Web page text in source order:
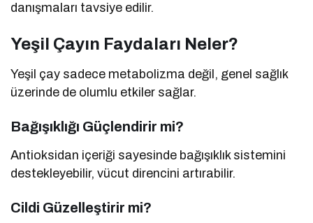
danışmaları tavsiye edilir.
Yeşil Çayın Faydaları Neler?
Yeşil çay sadece metabolizma değil, genel sağlık
üzerinde de olumlu etkiler sağlar.
Bağışıklığı Güçlendirir mi?
Antioksidan içeriği sayesinde bağışıklık sistemini
destekleyebilir, vücut direncini artırabilir.
Cildi Güzelleştirir mi?